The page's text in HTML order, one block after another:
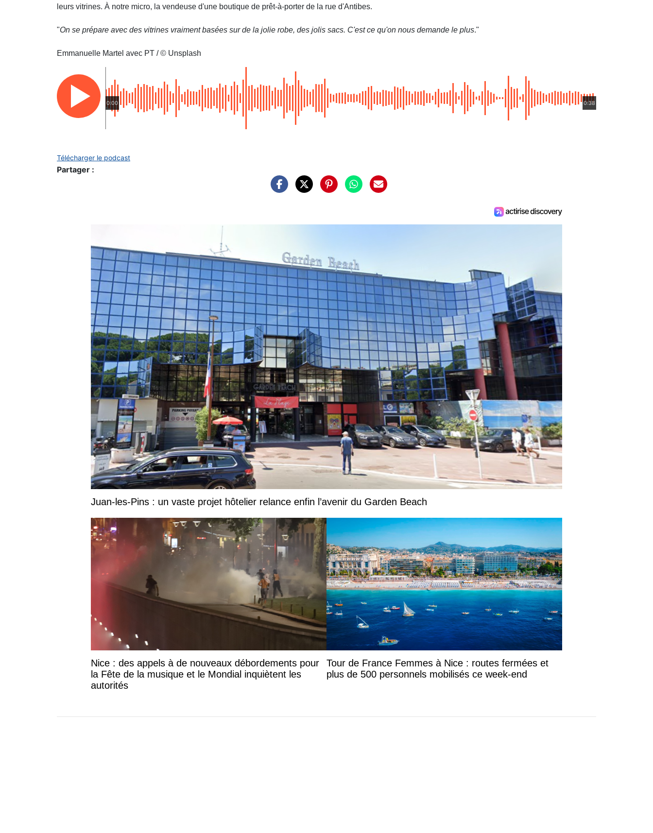
leurs vitrines. À notre micro, la vendeuse d'une boutique de prêt-à-porter de la rue d'Antibes.
"On se prépare avec des vitrines vraiment basées sur de la jolie robe, des jolis sacs. C'est ce qu'on nous demande le plus."
Emmanuelle Martel avec PT / © Unsplash
0:00 0:38
Télécharger le podcast
Partager :
Juan-les-Pins : un vaste projet hôtelier relance enfin l’avenir du Garden Beach
Nice : des appels à de nouveaux débordements pour
la Fête de la musique et le Mondial inquiètent les
autorités
Tour de France Femmes à Nice : routes fermées et
plus de 500 personnels mobilisés ce week-end